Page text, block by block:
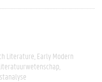
Literature Early Modern